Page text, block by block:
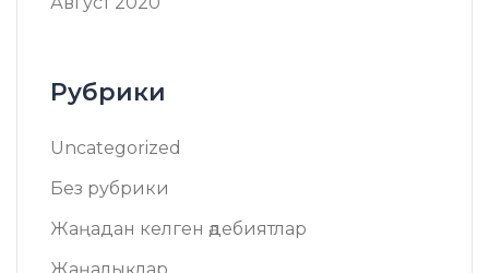
Рубрики
Uncategorized
Без рубрики
Жаңадан келген әдебиятлар